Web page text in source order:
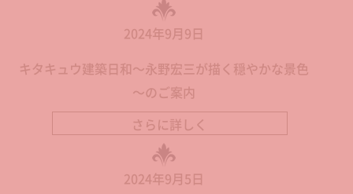
2024年9月9日
キタキュウ建築日和～永野宏三が描く穏やかな景色
～のご案内
さらに詳しく
2024年9月5日